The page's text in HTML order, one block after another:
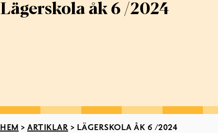
Lägerskola åk 6 /2024
HEM > ARTIKLAR > LÄGERSKOLA ÅK 6 /2024